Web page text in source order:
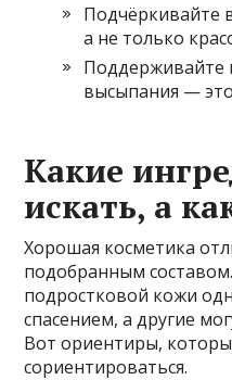
Подчёркивайте
а не только
Поддерживайте
высыпания —
Какие
искать, а
Хорошая косметика
подобранным
подростковой кожи
спасением, а другие
Вот ориентиры,
сориентироваться.